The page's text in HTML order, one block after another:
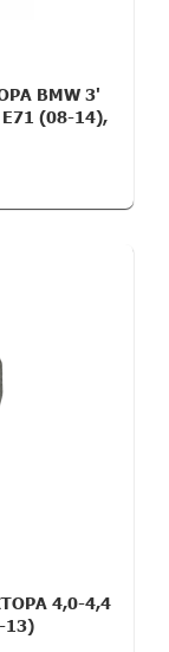
BMW 3'
(08-14),
4,0-4,4
13)